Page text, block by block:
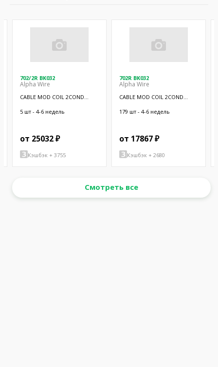
702/2R BK032
Alpha Wire
CABLE MOD COIL 2COND
5 шт - 4-6 недель
от 25032 ₽
Кэшбэк + 3755
702R BK032
Alpha Wire
CABLE MOD COIL 2COND
179 шт - 4-6 недель
от 17867 ₽
Кэшбэк + 2680
Смотреть все